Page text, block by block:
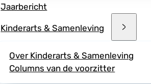
Jaarbericht
Kinderarts & Samenleving
Over Kinderarts & Samenleving
Columns van de voorzitter